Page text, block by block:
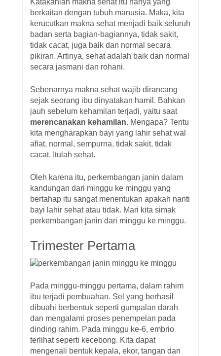
Katakanlah makna sehat itu hanya yang
berkaitan dengan tubuh manusia. Maka, kita
kerucutkan makna sehat menjadi baik seluruh
badan serta bagian-bagiannya, tidak sakit,
tidak cacat, juga baik dan normal secara
pikiran. Artinya, sehat adalah baik dan normal
secara jasmani dan rohani.
Sebenarnya makna sehat wajib dirancang
sejak seorang ibu dinyatakan hamil. Bahkan
jauh sebelum kehamilan terjadi, yaitu saat
merencanakan kehamilan. Mengapa? Tentu
kita mengharapkan bayi yang lahir sehat wal
afiat, normal, sempurna, tidak sakit, tidak
cacat. Itulah sehat.
Oleh karena itu, perkembangan janin dalam
kandungan dari minggu ke minggu yang
bertahap itu sangat menentukan apakah nanti
bayi lahir sehat atau tidak. Mari kita simak
perkembangan janin dari minggu ke minggu.
Trimester Pertama
Pada minggu-minggu pertama, dalam rahim
ibu terjadi pembuahan. Sel yang berhasil
dibuahi berbentuk seperti gumpalan darah
dan mengalami proses penempelan pada
dinding rahim. Pada minggu ke-6, embrio
terlihat seperti kecebong. Kita dapat
mengenali bentuk kepala, ekor, tangan dan